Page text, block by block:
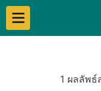
1 ผลลัพธ์